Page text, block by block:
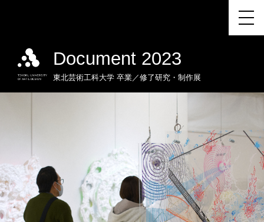
Document 2023
東北芸術工科大学 卒業／修了研究・制作展